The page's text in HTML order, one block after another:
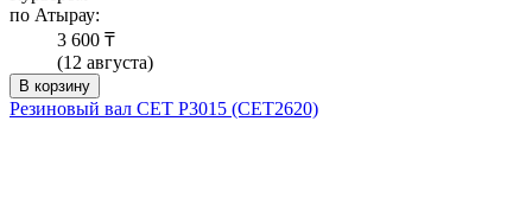
по Атырау:
3 600 ₸
(12 августа)
В корзину
Резиновый вал CET P3015 (CET2620)